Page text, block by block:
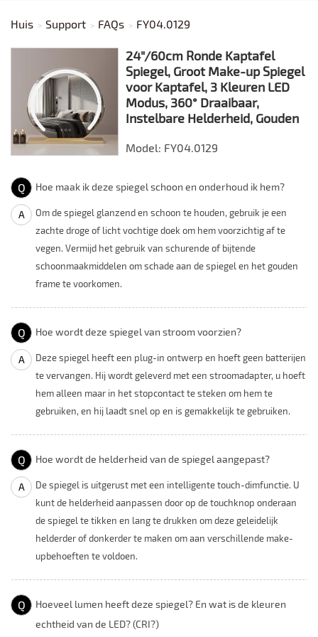
Huis Support FAQs FY04.0129
24"/60cm Ronde Kaptafel
Spiegel, Groot Make-up Spiegel
voor Kaptafel, 3 Kleuren LED
Modus, 360° Draaibaar,
Instelbare Helderheid, Gouden
Model: FY04.0129
Q Hoe maak ik deze spiegel schoon en onderhoud ik hem?
A
Om de spiegel glanzend en schoon te houden, gebruik je een
zachte droge of licht vochtige doek om hem voorzichtig af te
vegen. Vermijd het gebruik van schurende of bijtende
schoonmaakmiddelen om schade aan de spiegel en het gouden
frame te voorkomen.
Q Hoe wordt deze spiegel van stroom voorzien?
A
Deze spiegel heeft een plug-in ontwerp en hoeft geen batterijen
te vervangen. Hij wordt geleverd met een stroomadapter, u hoeft
hem alleen maar in het stopcontact te steken om hem te
gebruiken, en hij laadt snel op en is gemakkelijk te gebruiken.
Q Hoe wordt de helderheid van de spiegel aangepast?
A
De spiegel is uitgerust met een intelligente touch-dimfunctie. U
kunt de helderheid aanpassen door op de touchknop onderaan
de spiegel te tikken en lang te drukken om deze geleidelijk
helderder of donkerder te maken om aan verschillende make-
upbehoeften te voldoen.
Q
Hoeveel lumen heeft deze spiegel? En wat is de kleuren
echtheid van de LED? (CRI?)